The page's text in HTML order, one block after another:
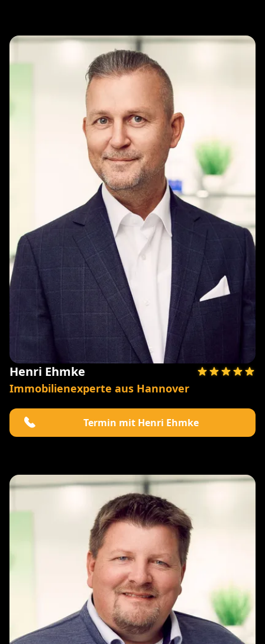
Henri Ehmke
Immobilienexperte aus Hannover
Termin mit Henri Ehmke